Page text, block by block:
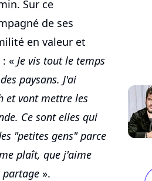
Sur ce
de ses
en valeur et
« Je vis tout le temps
paysans. J'ai
et vont mettre les
Ce sont elles qui
"petites gens" parce
plaît, que j'aime
partage ».